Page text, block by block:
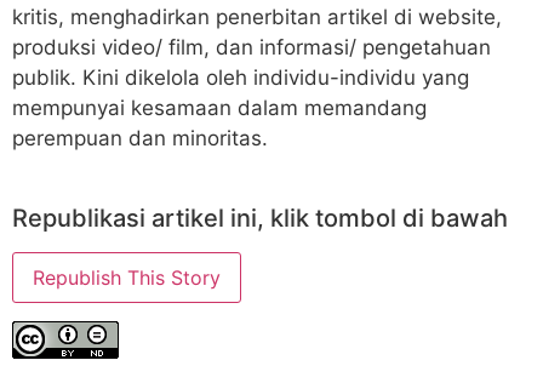
kritis, menghadirkan penerbitan artikel di website,
produksi video/ film, dan informasi/ pengetahuan
publik. Kini dikelola oleh individu-individu yang
mempunyai kesamaan dalam memandang
perempuan dan minoritas.
Republikasi artikel ini, klik tombol di bawah
Republish This Story